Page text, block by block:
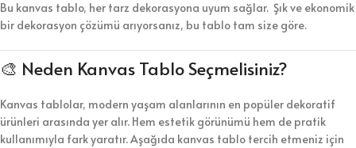
Bu kanvas tablo, her tarz dekorasyona uyum sağlar. Şık ve ekonomik
bir dekorasyon çözümü arıyorsanız, bu tablo tam size göre.
🎨 Neden Kanvas Tablo Seçmelisiniz?
Kanvas tablolar, modern yaşam alanlarının en popüler dekoratif
ürünleri arasında yer alır. Hem estetik görünümü hem de pratik
kullanımıyla fark yaratır. Aşağıda kanvas tablo tercih etmeniz için